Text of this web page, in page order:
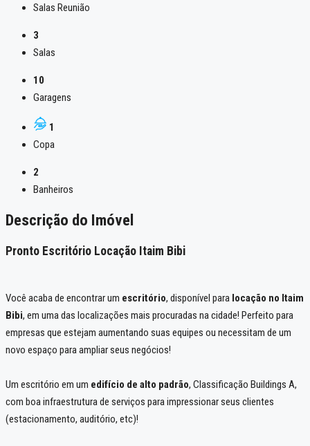
Salas Reunião
3
Salas
10
Garagens
1
Copa
2
Banheiros
Descrição do Imóvel
Pronto Escritório Locação Itaim Bibi
Você acaba de encontrar um escritório, disponível para locação no Itaim
Bibi, em uma das localizações mais procuradas na cidade! Perfeito para
empresas que estejam aumentando suas equipes ou necessitam de um
novo espaço para ampliar seus negócios!
Um escritório em um edifício de alto padrão, Classificação Buildings A,
com boa infraestrutura de serviços para impressionar seus clientes
(estacionamento, auditório, etc)!